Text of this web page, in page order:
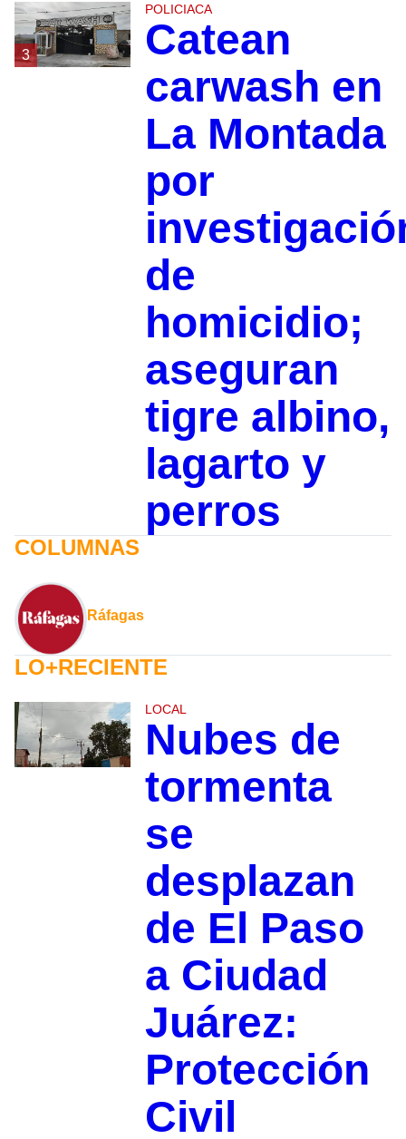
3
POLICIACA
Catean
carwash en
La Montada
por
de
homicidio;
aseguran
tigre albino,
lagarto y
perros
COLUMNAS
Ráfagas
LO+RECIENTE
LOCAL
Nubes de
tormenta
se
desplazan
de El Paso
a Ciudad
Juárez:
Protección
Civil